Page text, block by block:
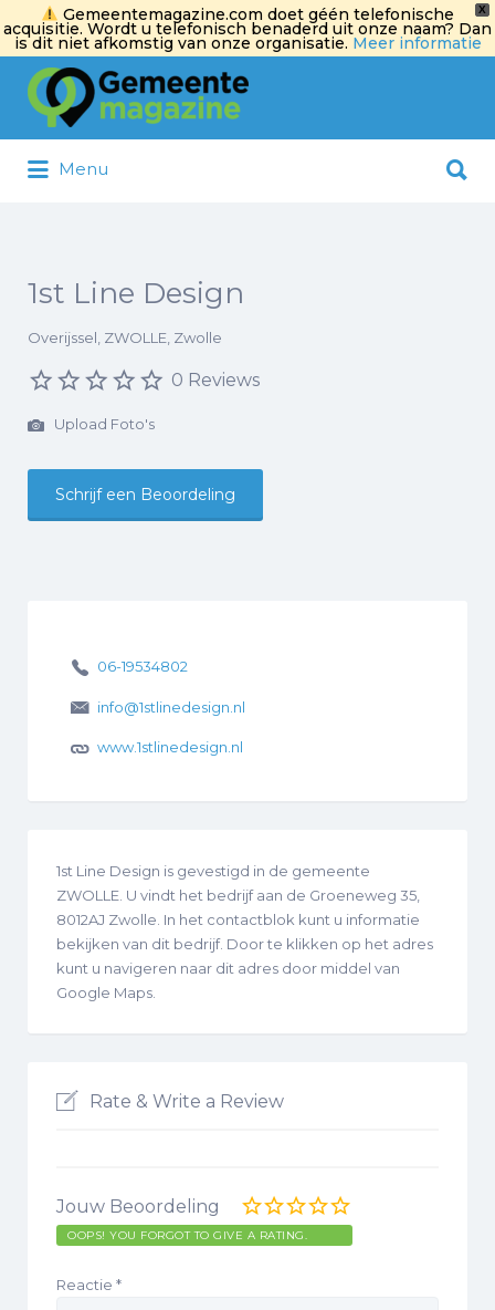
X
Gemeentemagazine.com doet géén telefonische
acquisitie. Wordt u telefonisch benaderd uit onze naam? Dan
is dit niet afkomstig van onze organisatie. Meer informatie
Zoek
naar:
Menu
naar:
1st Line Design
Overijssel, ZWOLLE, Zwolle
0 Reviews
Upload Foto's
Schrijf een Beoordeling
06-19534802
info@1stlinedesign.nl
www.1stlinedesign.nl
1st Line Design is gevestigd in de gemeente
ZWOLLE. U vindt het bedrijf aan de Groeneweg 35,
8012AJ Zwolle. In het contactblok kunt u informatie
bekijken van dit bedrijf. Door te klikken op het adres
kunt u navigeren naar dit adres door middel van
Google Maps.
Rate & Write a Review
Jouw Beoordeling
OOPS! YOU FORGOT TO GIVE A RATING.
Reactie *